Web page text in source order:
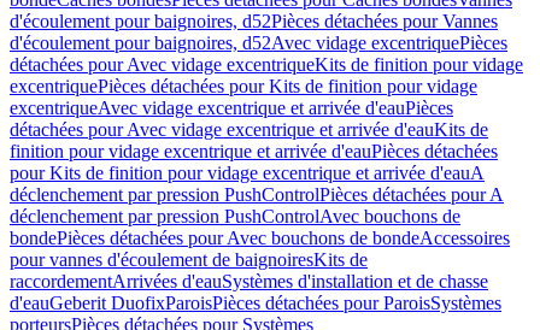
d'écoulement pour baignoires, d52Pièces détachées pour Vannes
d'écoulement pour baignoires, d52Avec vidage excentriquePièces
détachées pour Avec vidage excentriqueKits de finition pour vidage
excentriquePièces détachées pour Kits de finition pour vidage
excentriqueAvec vidage excentrique et arrivée d'eauPièces
détachées pour Avec vidage excentrique et arrivée d'eauKits de
finition pour vidage excentrique et arrivée d'eauPièces détachées
pour Kits de finition pour vidage excentrique et arrivée d'eauA
déclenchement par pression PushControlPièces détachées pour A
déclenchement par pression PushControlAvec bouchons de
bondePièces détachées pour Avec bouchons de bondeAccessoires
pour vannes d'écoulement de baignoiresKits de
raccordementArrivées d'eauSystèmes d'installation et de chasse
d'eauGeberit DuofixParoisPièces détachées pour ParoisSystèmes
porteursPièces détachées pour Systèmes